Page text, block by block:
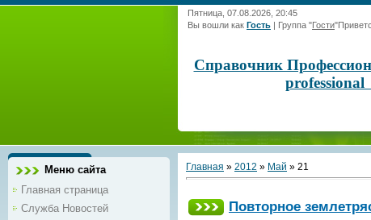
Пятница, 07.08.2026, 20:45
Вы вошли как Гость | Группа "Гости"
Справочник
professional
Меню сайта
Главная страница
Служба Новостей
Главная » 2012 » Май » 21
Повторное